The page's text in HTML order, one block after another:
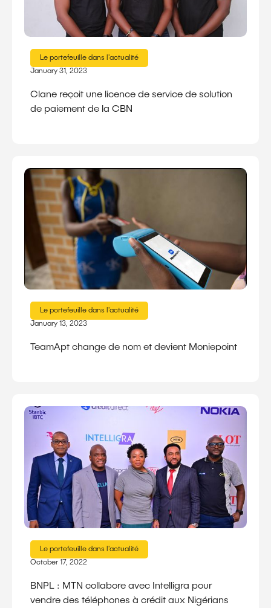
Le portefeuille dans l'actualité
January 31, 2023
Clane reçoit une licence de service de solution
de paiement de la CBN
Le portefeuille dans l'actualité
January 13, 2023
TeamApt change de nom et devient Moniepoint
Le portefeuille dans l'actualité
October 17, 2022
BNPL : MTN collabore avec Intelligra pour
vendre des téléphones à crédit aux Nigérians